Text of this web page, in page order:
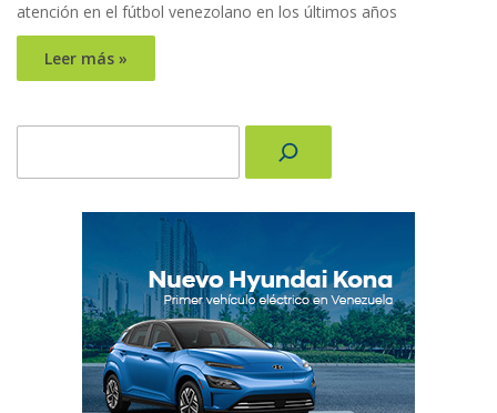
atención en el fútbol venezolano en los últimos años
Leer más »